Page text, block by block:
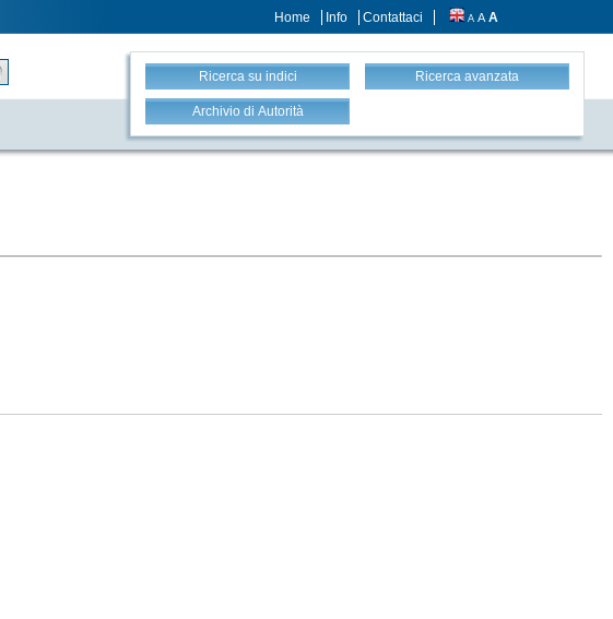
Home Info Contattaci A A A
Ricerca su indici Ricerca avanzata
Archivio di Autorità